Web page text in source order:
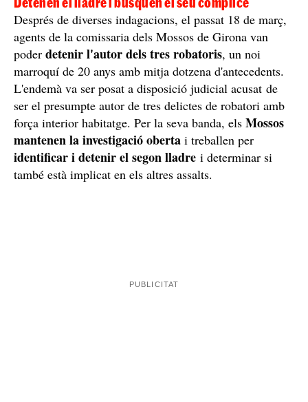
Després de diverses indagacions, el passat 18 de març,
agents de la comissaria dels Mossos de Girona van
poder detenir l'autor dels tres robatoris, un noi
marroquí de 20 anys amb mitja dotzena d'antecedents.
L'endemà va ser posat a disposició judicial acusat de
ser el presumpte autor de tres delictes de robatori amb
força interior habitatge. Per la seva banda, els Mossos
mantenen la investigació oberta i treballen per
identificar i detenir el segon lladre i determinar si
també està implicat en els altres assalts.